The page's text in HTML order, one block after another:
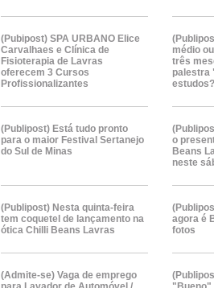
(Pubipost) SPA URBANO Elice
Carvalhaes e Clínica de
Fisioterapia de Lavras
oferecem 3 Cursos
Profissionalizantes
médio
três
palestra
(Publipost) Está tudo pronto
para o maior Festival Sertanejo
do Sul de Minas
o
Beans
neste
(Publipost) Nesta quinta-feira
tem coquetel de lançamento na
ótica Chilli Beans Lavras
agora é
fotos
(Admite-se) Vaga de emprego